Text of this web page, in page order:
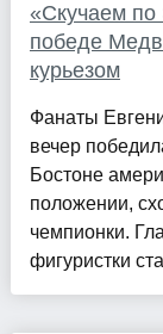
«Скучаем
победе
курьезом
Фанаты
вечер
Бостоне
положении,
чемпионки.
фигуристки